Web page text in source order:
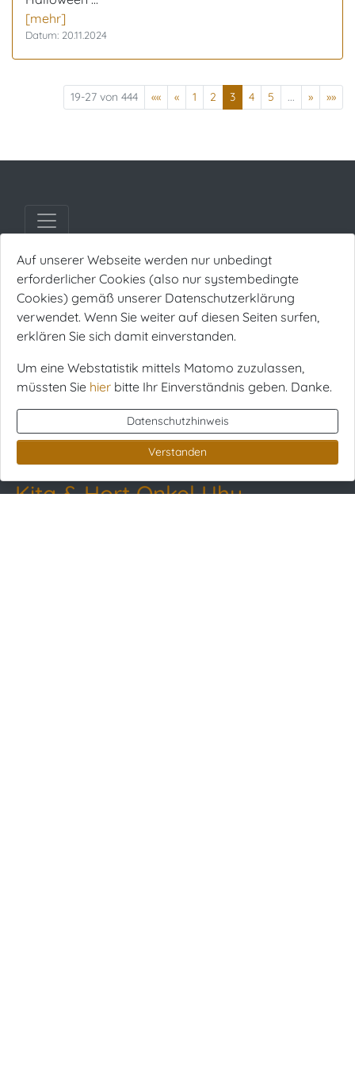
Auf unserer Webseite werden nur unbedingt
erforderlicher Cookies (also nur systembedingte
Cookies) gemäß unserer Datenschutzerklärung
verwendet. Wenn Sie weiter auf diesen Seiten surfen,
erklären Sie sich damit einverstanden.
Um eine Webstatistik mittels Matomo zuzulassen,
müssten Sie hier bitte Ihr Einverständnis geben. Danke.
Datenschutzhinweis
Verstanden
[mehr]
Datum: 20.11.2024
19-27 von 444 «« « 1 2 3 4 5 ... » »»
Navigation auf/zu
Büromanagement
0345 / 29 79 50
0345 / 29 79 515
info@krea-halle.de
Kita & Hort Onkel Uhu